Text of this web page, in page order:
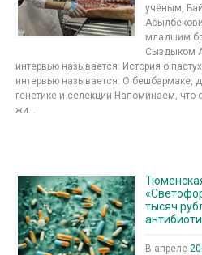
учёным,
младшим
Сыздыком
интервью называется: История о
интервью называется: О бешбармаке,
генетике и селекции Напоминаем, что
жи...
тысяч
В апреле